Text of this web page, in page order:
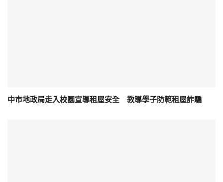
中市地政局走入校園宣導租屋安全 教導學子防範租屋詐騙